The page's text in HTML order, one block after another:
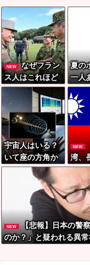
NEW
なぜフラン
ス人はこれほど
日本が好きなの
か？…中国ネッ
ト「中国と北朝
鮮を除いて日本
が好き」！
夏の
一人
万円
宇宙人はいる？
いて座の方角か
ら72秒間捉えた
強い電波、50年
間正体分からぬ
「Wow！信号」
NEW
湾、
典を
市
を”
外に
置”
ﾈｯﾄ
中国
NEW
【悲報】日本の警
のか？」と疑われる異